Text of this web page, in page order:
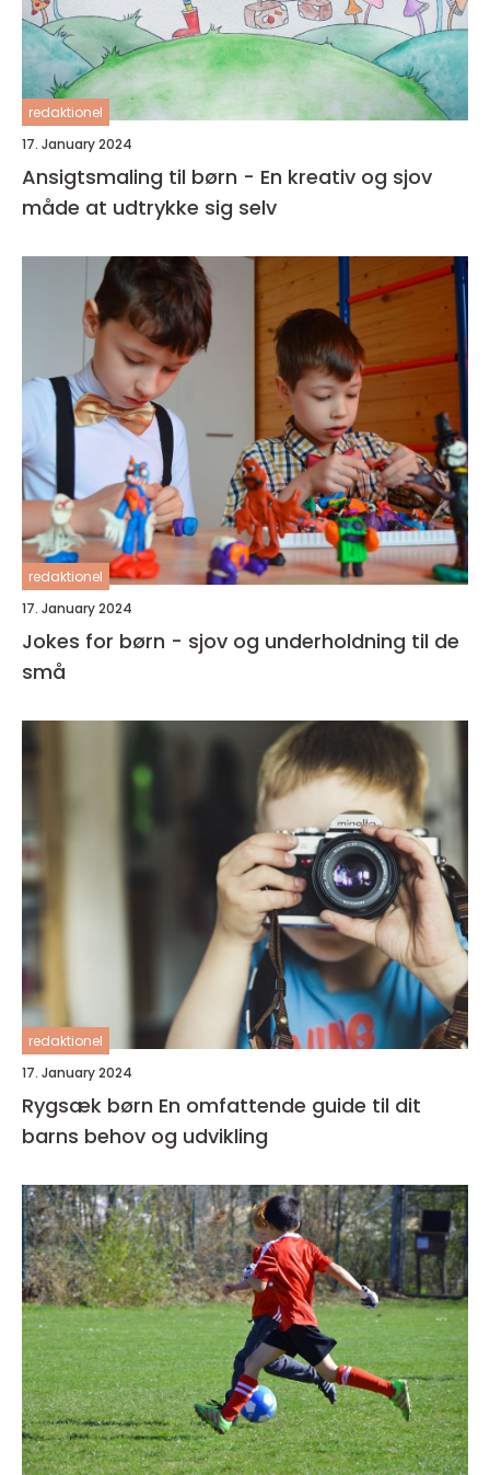
redaktionel
17. January 2024
Ansigtsmaling til børn - En kreativ og sjov
måde at udtrykke sig selv
redaktionel
17. January 2024
Jokes for børn - sjov og underholdning til de
små
redaktionel
17. January 2024
Rygsæk børn En omfattende guide til dit
barns behov og udvikling